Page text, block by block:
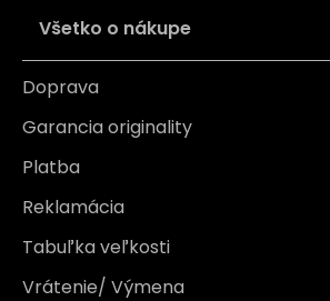
Všetko o nákupe
Doprava
Garancia originality
Platba
Reklamácia
Tabuľka veľkosti
Vrátenie/ Výmena